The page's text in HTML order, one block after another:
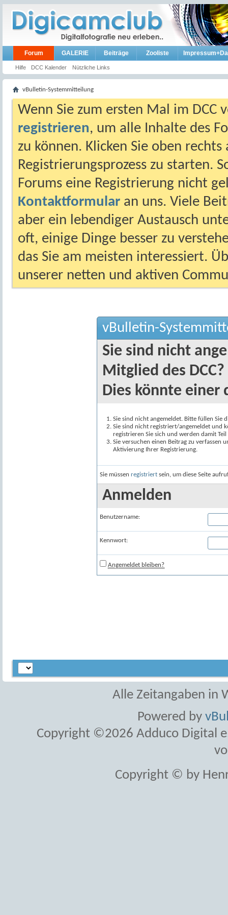
Forum
Hilfe DCC Kalender Nützliche Links
GALERIE Beiträge Zooliste
vBulletin-Systemmitteilung
Wenn Sie zum ersten Mal im DCC
registrieren, um alle Inhalte des
zu können. Klicken Sie oben
Registrierungsprozess zu starten.
Forums eine Registrierung nicht
Kontaktformular an uns. Viele
aber ein lebendiger Austausch
oft, einige Dinge besser zu
das Sie am meisten interessiert.
unserer netten und aktiven
vBulletin-
Sie sind nicht
Mitglied des DCC?
Dies könnte einer
Sie sind nicht angemeldet. Bitte füllen Sie
Sie sind nicht registriert/angemeldet und
registrieren Sie sich und werden damit
Sie versuchen einen Beitrag zu verfassen
Aktivierung Ihrer Registrierung.
Sie müssen registriert sein, um diese Seite
Anmelden
Benutzername:
Kennwort:
Angemeldet bleiben?
Alle Zeitangaben in
Powered by
Copyright ©2026 Adduco Digital
Copyright © by